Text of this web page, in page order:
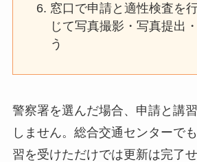
窓口で申請と適性検査を
じて写真撮影・写真提出
う
警察署を選んだ場合、申請と講
しません。総合交通センターで
習を受けただけでは更新は完了